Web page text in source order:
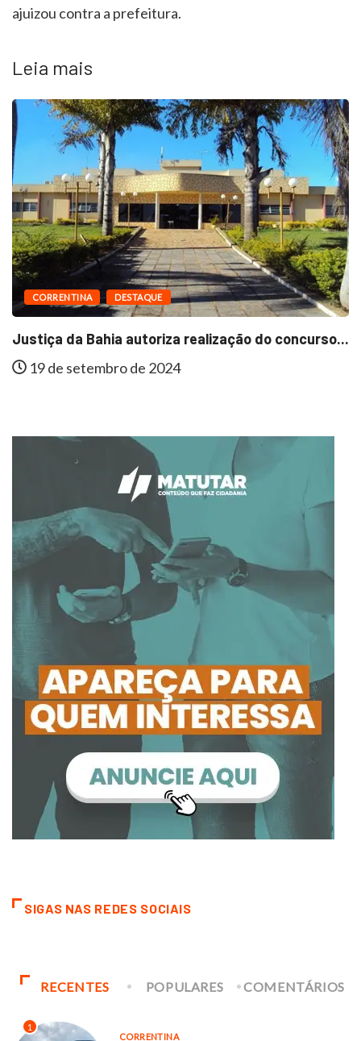
ajuizou contra a prefeitura.
Leia mais
DESTAQUE MUNICÍPIOS
Em São Félix do Coribe, Zenubia Ganha...
15 de agosto de 2024
SIGAS NAS REDES SOCIAIS
RECENTES POPULARES COMENTÁRIOS
1
CORRENTINA